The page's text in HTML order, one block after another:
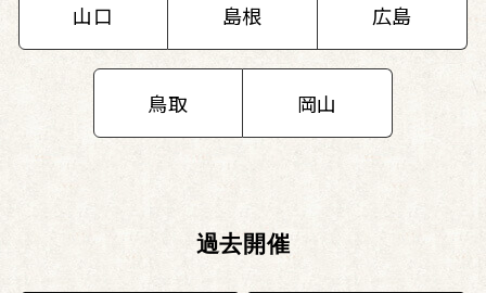
山口 島根 広島
鳥取 岡山
過去開催